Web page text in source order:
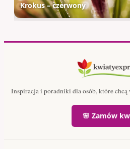
Krokus – czerwony
Inspiracja i poradniki dla osób, które chcą
🌸 Zamów